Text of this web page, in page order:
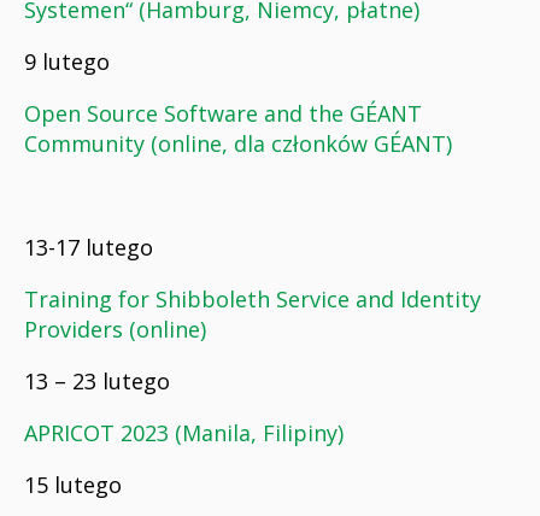
Systemen“ (Hamburg, Niemcy, płatne)
9 lutego
Open Source Software and the GÉANT
Community (online, dla członków GÉANT)
13-17 lutego
Training for Shibboleth Service and Identity
Providers (online)
13 – 23 lutego
APRICOT 2023 (Manila, Filipiny)
15 lutego